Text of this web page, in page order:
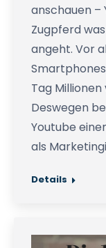
anschauen –
Zugpferd
angeht. Vor
Tag
Deswegen
Youtube
als
Details